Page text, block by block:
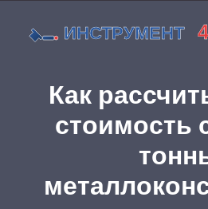
Как
стоимость